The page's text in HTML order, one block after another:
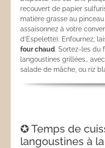
recouvert de papier
matière grasse au
assaisonnez à votre
d’Espelette). Enfournez,
four chaud. Sortez-les du
langoustines grillées…
salade de mâche, ou riz
✪ Temps de
langoustines à